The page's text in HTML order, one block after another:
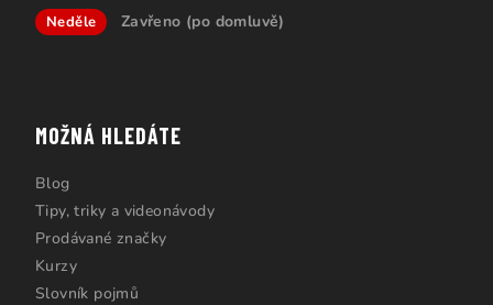
Neděle Zavřeno (po domluvě)
MOŽNÁ HLEDÁTE
Blog
Tipy, triky a videonávody
Prodávané značky
Kurzy
Slovník pojmů